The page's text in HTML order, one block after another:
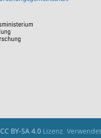
CC BY-SA 4.0 Lizenz.